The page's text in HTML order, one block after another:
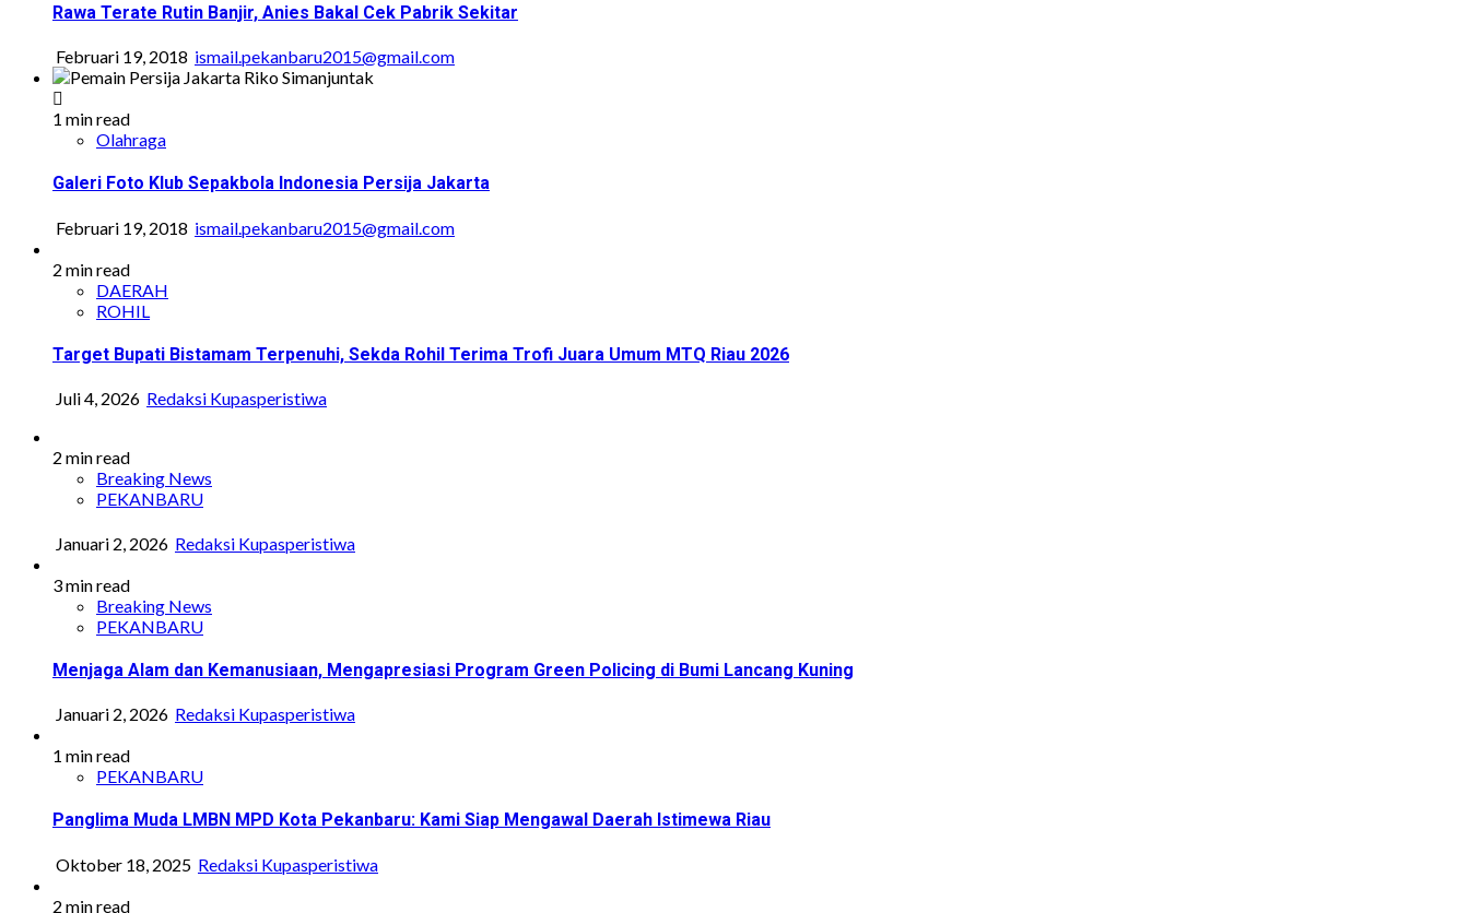
Rawa Terate Rutin Banjir, Anies Bakal Cek Pabrik Sekitar
Februari 19, 2018 ismail.pekanbaru2015@gmail.com
1 min read
Olahraga
Galeri Foto Klub Sepakbola Indonesia Persija Jakarta
Februari 19, 2018 ismail.pekanbaru2015@gmail.com
2 min read
DAERAH
ROHIL
Target Bupati Bistamam Terpenuhi, Sekda Rohil Terima Trofi Juara Umum MTQ Riau 2026
Juli 4, 2026 Redaksi Kupasperistiwa
2 min read
Breaking News
PEKANBARU
Januari 2, 2026 Redaksi Kupasperistiwa
3 min read
Breaking News
PEKANBARU
Menjaga Alam dan Kemanusiaan, Mengapresiasi Program Green Policing di Bumi Lancang Kuning
Januari 2, 2026 Redaksi Kupasperistiwa
1 min read
PEKANBARU
Panglima Muda LMBN MPD Kota Pekanbaru: Kami Siap Mengawal Daerah Istimewa Riau
Oktober 18, 2025 Redaksi Kupasperistiwa
2 min read